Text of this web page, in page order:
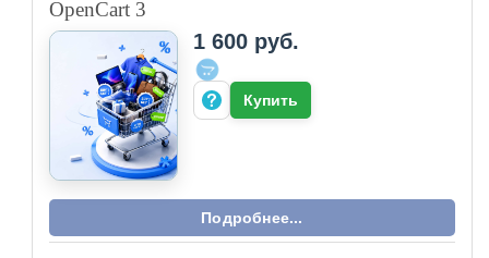
OpenCart 3
1 600 руб.
Купить
Подробнее...